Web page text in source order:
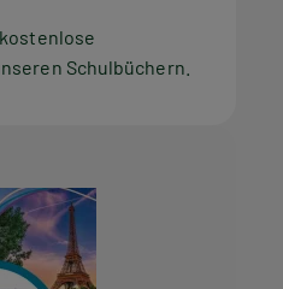
Schulbüchern.